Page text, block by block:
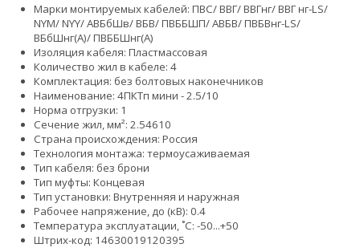
Марки монтируемых кабелей: ПВС/ ВВГ/ ВВГнг/ ВВГ нг-LS/
NYM/ NYY/ АВБбШв/ ВБВ/ ПВББШП/ АВБВ/ ПВБВнг-LS/
ВБбШнг(А)/ ПВББШнг(А)
Изоляция кабеля: Пластмассовая
Количество жил в кабеле: 4
Комплектация: без болтовых наконечников
Наименование: 4ПКТп мини - 2.5/10
Норма отгрузки: 1
Сечение жил, мм²: 2.54610
Страна происхождения: Россия
Технология монтажа: термоусаживаемая
Тип кабеля: без брони
Тип муфты: Концевая
Тип установки: Внутренняя и наружная
Рабочее напряжение, до (кВ): 0.4
Температура эксплуатации, ˚С: -50...+50
Штрих-код: 14630019120395